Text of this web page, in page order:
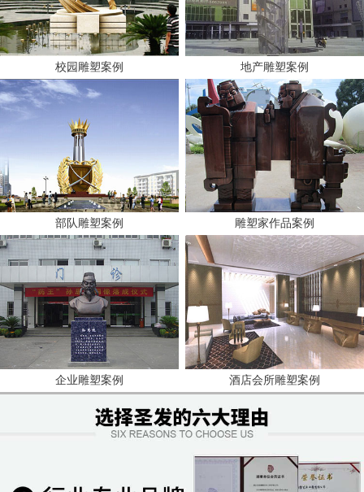
校园雕塑案例
部队雕塑案例
企业雕塑案例
地产雕塑案例
雕塑家作品案例
酒店会所雕塑案例